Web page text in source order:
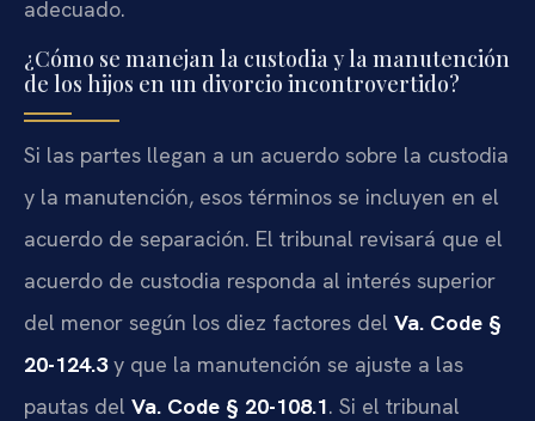
adecuado.
¿Cómo se manejan la custodia y la manutención
de los hijos en un divorcio incontrovertido?
Si las partes llegan a un acuerdo sobre la custodia
y la manutención, esos términos se incluyen en el
acuerdo de separación. El tribunal revisará que el
acuerdo de custodia responda al interés superior
del menor según los diez factores del Va. Code §
20-124.3y que la manutención se ajuste a las
pautas del Va. Code § 20-108.1. Si el tribunal